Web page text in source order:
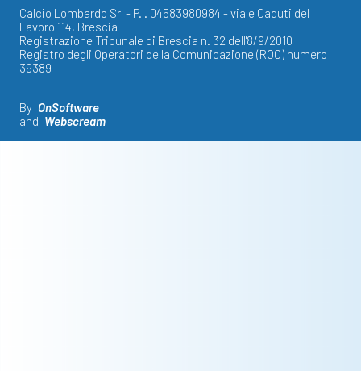
Calcio Lombardo Srl - P.I. 04583980984 - viale Caduti del
Lavoro 114, Brescia
Registrazione Tribunale di Brescia n. 32 dell'8/9/2010
Registro degli Operatori della Comunicazione (ROC) numero
39389
By OnSoftware
and Webscream